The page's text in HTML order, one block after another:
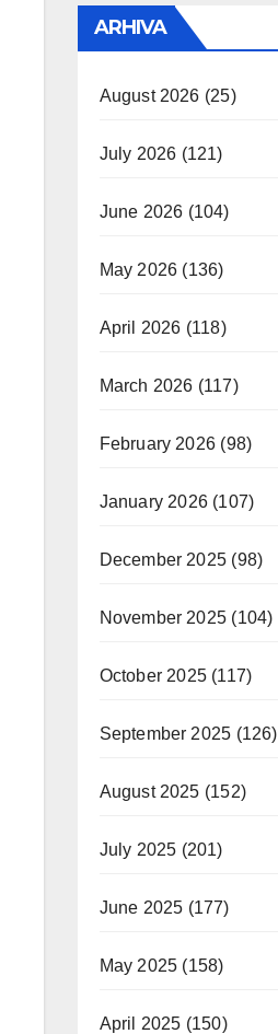
ARHIVA
August 2026 (25)
July 2026 (121)
June 2026 (104)
May 2026 (136)
April 2026 (118)
March 2026 (117)
February 2026 (98)
January 2026(107)
December 2025 (98)
November 2025 (104)
October 2025(117)
September 2025 (126)
August 2025 (152)
July 2025 (201)
June 2025 (177)
May 2025 (158)
April 2025 (150)